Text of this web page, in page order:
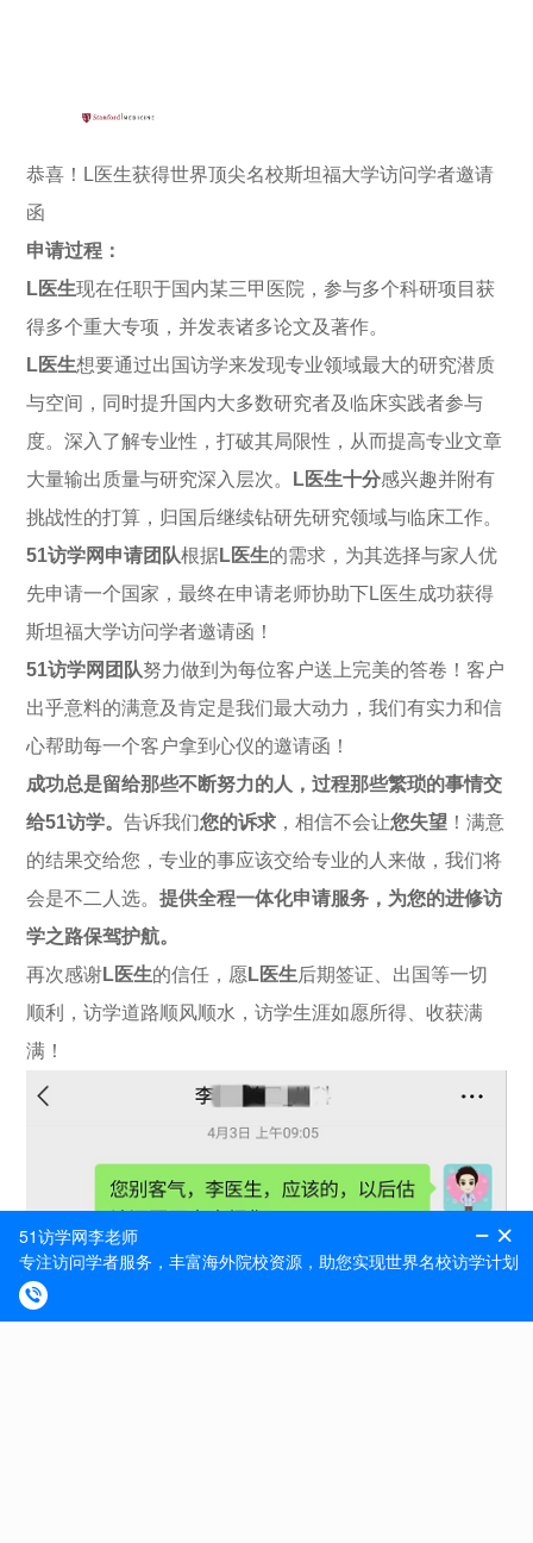
恭喜！L医生获得世界顶尖名校斯坦福大学访问学者邀请
函
申请过程：
L医生现在任职于国内某三甲医院，参与多个科研项目获
得多个重大专项，并发表诸多论文及著作。
L医生想要通过出国访学来发现专业领域最大的研究潜质
与空间，同时提升国内大多数研究者及临床实践者参与
度。深入了解专业性，打破其局限性，从而提高专业文章
大量输出质量与研究深入层次。
L医生十分感兴趣并附有
挑战性的打算，归国后继续钻研先研究领域与临床工作。
51访学网申请团队根据L医生的需求，为其选择与家人优
先申请一个国家，最终在申请老师协助下L医生成功获得
斯坦福大学访问学者邀请函！
51访学网团队努力做到为每位客户送上完美的答卷！客户
出乎意料的满意及肯定是我们最大动力，我们有实力和信
心帮助每一个客户拿到心仪的邀请函！
成功总是留给那些不断努力的人，过程那些繁琐的事情交
给51访学。告诉我们您的诉求 ，相信不会让您失望 ！满意
的结果交给您，专业的事应该交给专业的人来做，我们将
会是不二人选。提供全程一体化申请服务，为您的进修访
学之路保驾护航。
再次感谢L医生的信任，愿 L医生后期签证、出国等一切
顺利，访学道路顺风顺水，访学生涯如愿所得、收获满
满！